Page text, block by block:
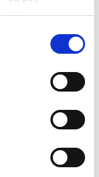
παρακάτω με την
σχετικά με